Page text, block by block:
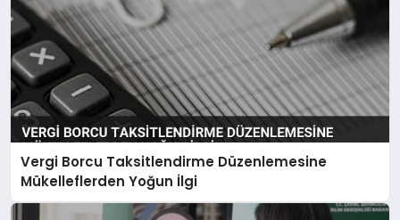
Vergi Borcu Taksitlendirme Düzenlemesine
Mükelleflerden Yoğun İlgi